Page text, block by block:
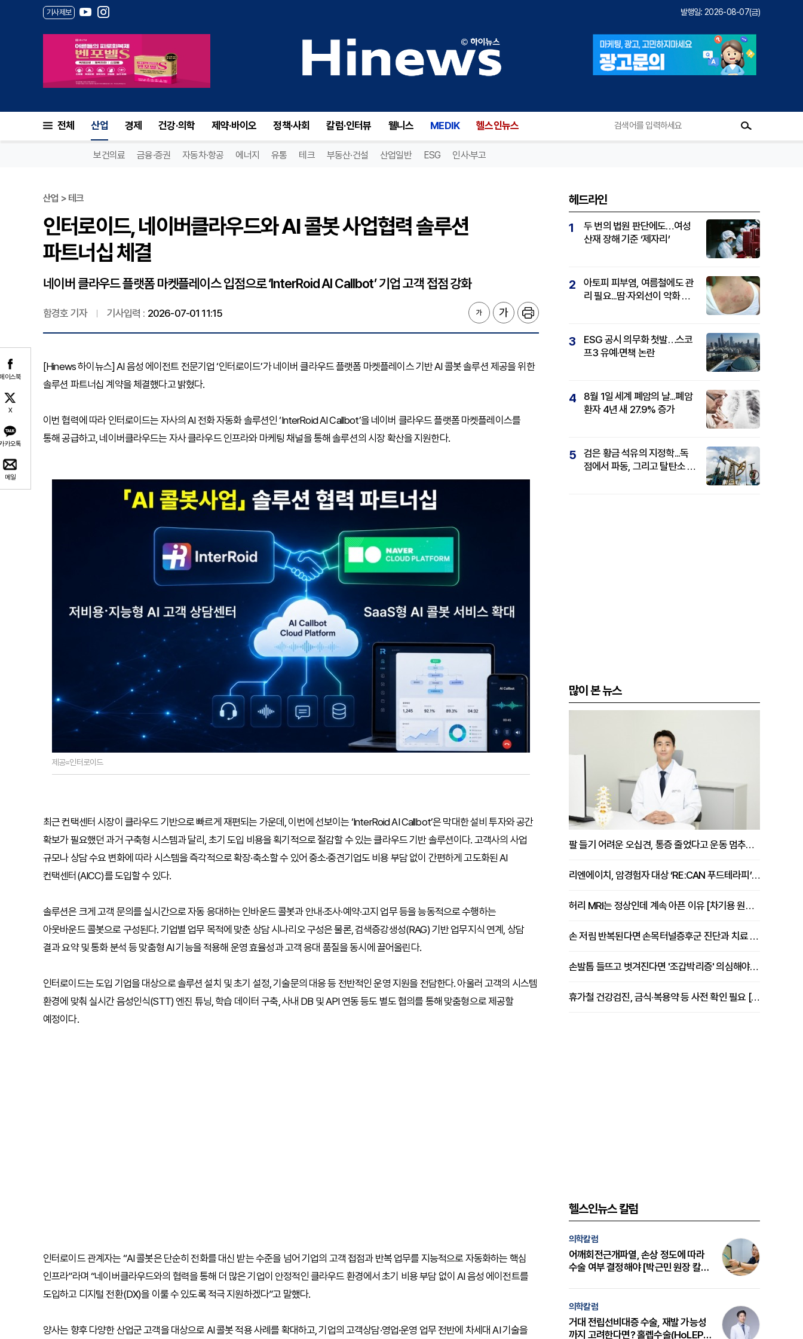
기사제보 발행일: 2026-08-07(금)
전체 산업 경제 건강·의학 제약·바이오 정책·사회 칼럼·인터뷰 웰니스 MEDIK 헬스인뉴스
보건의료 금융·증권 자동차·항공 에너지 유통 테크 부동산·건설 산업일반 ESG 인사·부고
이스북
X
카오톡
메일
산업 > 테크
인터로이드, 네이버클라우드와 AI 콜봇 사업협력 솔루션
파트너십 체결
네이버 클라우드 플랫폼 마켓플레이스 입점으로 ‘InterRoid AI Callbot’ 기업 고객 접점 강화
함경호 기자 기사입력 : 2026-07-01 11:15
[Hinews 하이뉴스] AI 음성 에이전트 전문기업 ‘인터로이드’가 네이버 클라우드 플랫폼 마켓플레이스 기반 AI 콜봇 솔루션 제공을 위한
솔루션 파트너십 계약을 체결했다고 밝혔다.
이번 협력에 따라 인터로이드는 자사의 AI 전화 자동화 솔루션인 ‘InterRoid AI Callbot’을 네이버 클라우드 플랫폼 마켓플레이스를
통해 공급하고, 네이버클라우드는 자사 클라우드 인프라와 마케팅 채널을 통해 솔루션의 시장 확산을 지원한다.
제공=인터로이드
최근 컨택센터 시장이 클라우드 기반으로 빠르게 재편되는 가운데, 이번에 선보이는 ‘InterRoid AI Callbot’은 막대한 설비 투자와 공간
확보가 필요했던 과거 구축형 시스템과 달리, 초기 도입 비용을 획기적으로 절감할 수 있는 클라우드 기반 솔루션이다. 고객사의 사업
규모나 상담 수요 변화에 따라 시스템을 즉각적으로 확장·축소할 수 있어 중소·중견기업도 비용 부담 없이 간편하게 고도화된 AI
컨택센터(AICC)를 도입할 수 있다.
솔루션은 크게 고객 문의를 실시간으로 자동 응대하는 인바운드 콜봇과 안내·조사·예약·고지 업무 등을 능동적으로 수행하는
아웃바운드 콜봇으로 구성된다. 기업별 업무 목적에 맞춘 상담 시나리오 구성은 물론, 검색증강생성(RAG) 기반 업무지식 연계, 상담
결과 요약 및 통화 분석 등 맞춤형 AI 기능을 적용해 운영 효율성과 고객 응대 품질을 동시에 끌어올린다.
인터로이드는 도입 기업을 대상으로 솔루션 설치 및 초기 설정, 기술문의 대응 등 전반적인 운영 지원을 전담한다. 아울러 고객의 시스템
환경에 맞춰 실시간 음성인식(STT) 엔진 튜닝, 학습 데이터 구축, 사내 DB 및 API 연동 등도 별도 협의를 통해 맞춤형으로 제공할
예정이다.
인터로이드 관계자는 “AI 콜봇은 단순히 전화를 대신 받는 수준을 넘어 기업의 고객 접점과 반복 업무를 지능적으로 자동화하는 핵심
인프라”라며 “네이버클라우드와의 협력을 통해 더 많은 기업이 안정적인 클라우드 환경에서 초기 비용 부담 없이 AI 음성 에이전트를
도입하고 디지털 전환(DX)을 이룰 수 있도록 적극 지원하겠다”고 말했다.
양사는 향후 다양한 산업군 고객을 대상으로 AI 콜봇 적용 사례를 확대하고, 기업의 고객상담·영업·운영 업무 전반에 차세대 AI 기술을
헤드라인
1
두 번의 법원 판단에도…여성
산재 장해 기준 ‘제자리’
2
아토피 피부염, 여름철에도 관
리 필요...땀·자외선이 악화 요
3
ESG 공시 의무화 첫발…스코
프3 유예·면책 논란
4
8월 1일 세계 폐암의 날...폐암
환자 4년 새 27.9% 증가
5
검은 황금 석유의 지정학...독
점에서 파동, 그리고 탈탄소 패
많이 본 뉴스
팔 들기 어려운 오십견, 통증 줄었다고 운동 멈추면 안 되는 이유 [이병욱 원장 칼럼]
리엔에이치, 암경험자 대상 ‘RE:CAN 푸드테라피’ 운영
허리 MRI는 정상인데 계속 아픈 이유 [차기용 원장 칼럼]
손 저림 반복된다면 손목터널증후군 진단과 치료 시기 살펴야 [김동현 원장 칼럼]
손발톱 들뜨고 벗겨진다면 '조갑박리증' 의심해야 [김철윤 원장 칼럼]
휴가철 건강검진, 금식·복용약 등 사전 확인 필요 [정도감 원장 칼럼]
헬스인뉴스 칼럼
의학칼럼
어깨회전근개파열, 손상 정도에 따라
수술 여부 결정해야 [박근민 원장 칼
의학칼럼
거대 전립선비대증 수술, 재발 가능성
까지 고려한다면? 홀렙수술(HoLEP)